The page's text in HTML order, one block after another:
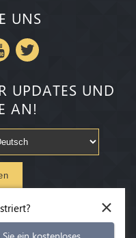
UNS
UPDATES UND
AN!
State ×